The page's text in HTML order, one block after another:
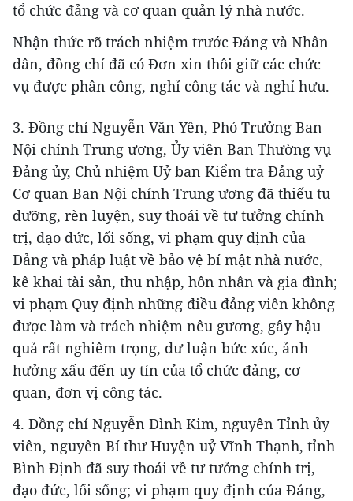
tổ chức đảng và cơ quan quản lý nhà nước.
Nhận thức rõ trách nhiệm trước Đảng và Nhân
dân, đồng chí đã có Đơn xin thôi giữ các chức
vụ được phân công, nghỉ công tác và nghỉ hưu.
3. Đồng chí Nguyễn Văn Yên, Phó Trưởng Ban
Nội chính Trung ương, Ủy viên Ban Thường vụ
Đảng ủy, Chủ nhiệm Uỷ ban Kiểm tra Đảng uỷ
Cơ quan Ban Nội chính Trung ương đã thiếu tu
dưỡng, rèn luyện, suy thoái về tư tưởng chính
trị, đạo đức, lối sống, vi phạm quy định của
Đảng và pháp luật về bảo vệ bí mật nhà nước,
kê khai tài sản, thu nhập, hôn nhân và gia đình;
vi phạm Quy định những điều đảng viên không
được làm và trách nhiệm nêu gương, gây hậu
quả rất nghiêm trọng, dư luận bức xúc, ảnh
hưởng xấu đến uy tín của tổ chức đảng, cơ
quan, đơn vị công tác.
4. Đồng chí Nguyễn Đình Kim, nguyên Tỉnh ủy
viên, nguyên Bí thư Huyện uỷ Vĩnh Thạnh, tỉnh
Bình Định đã suy thoái về tư tưởng chính trị,
đạo đức, lối sống; vi phạm quy định của Đảng,